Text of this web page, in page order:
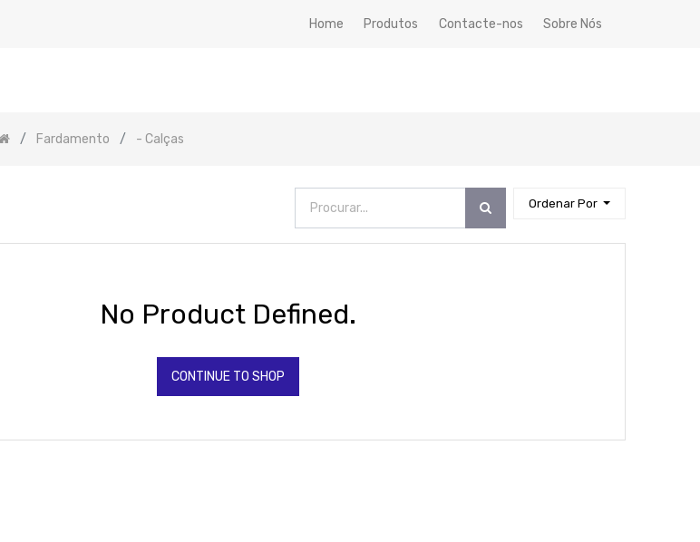
Home Produtos Contacte-nos Sobre Nós
Fardamento - Calças
Ordenar Por
No Product Defined.
CONTINUE TO SHOP